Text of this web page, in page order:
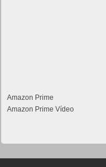
Amazon Prime
Amazon Prime Vídeo